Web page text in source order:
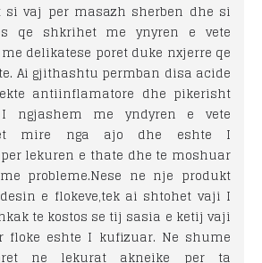
si vaj per masazh sherben dhe si
qe shkrihet me ynyren e vete
delikatese poret duke nxjerre qe
Ai gjithashtu permban disa acide
antiinflamatore dhe pikerisht
me yndyren e vete
mire nga ajo dhe eshte I
lekuren e thate dhe te moshuar
probleme.Nese ne nje produkt
e flokeve,tek ai shtohet vaji I
te kostos se tij sasia e ketij vaji
floke eshte I kufizuar. Ne shume
ne lekurat akneike per ta